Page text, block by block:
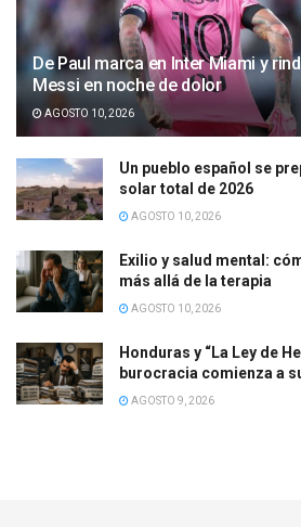
De Paul marca en Inter Miami y
Messi en noche de dolor
AGOSTO 10, 2026
Un pueblo español se
solar total de 2026
AGOSTO 10, 2026
Exilio y salud mental:
más allá de la terapia
AGOSTO 10, 2026
Honduras y “La Ley de
burocracia comienza a
AGOSTO 9, 2026